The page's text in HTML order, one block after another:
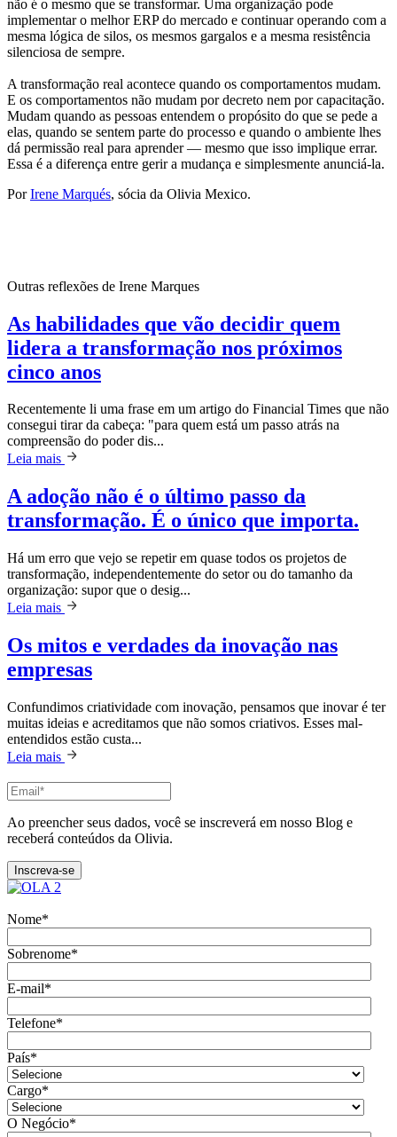
não é o mesmo que se transformar. Uma organização pode
implementar o melhor ERP do mercado e continuar operando com a
mesma lógica de silos, os mesmos gargalos e a mesma resistência
silenciosa de sempre.
A transformação real acontece quando os comportamentos mudam.
E os comportamentos não mudam por decreto nem por capacitação.
Mudam quando as pessoas entendem o propósito do que se pede a
elas, quando se sentem parte do processo e quando o ambiente lhes
dá permissão real para aprender — mesmo que isso implique errar.
Essa é a diferença entre gerir a mudança e simplesmente anunciá-la.
PorIrene Marqués, sócia da Olivia Mexico.
Outras reflexões de Irene Marques
As habilidades que vão decidir quem
lidera a transformação nos próximos
cinco anos
Recentemente li uma frase em um artigo do Financial Times que não
consegui tirar da cabeça: "para quem está um passo atrás na
compreensão do poder dis...
Leia mais
A adoção não é o último passo da
transformação. É o único que importa.
Há um erro que vejo se repetir em quase todos os projetos de
transformação, independentemente do setor ou do tamanho da
organização: supor que o desig...
Leia mais
Os mitos e verdades da inovação nas
empresas
Confundimos criatividade com inovação, pensamos que inovar é ter
muitas ideias e acreditamos que não somos criativos. Esses mal-
entendidos estão custa...
Leia mais
Ao preencher seus dados, você se inscreverá em nosso Blog e
receberá conteúdos da Olivia.
Nome*
Sobrenome*
E-mail*
Telefone*
País*
Cargo*
O Negócio*